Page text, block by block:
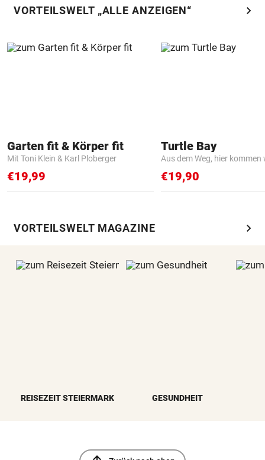
VORTEILSWELT „ALLE ANZEIGEN“ chevron_right
Garten fit & Körper fit
Mit Toni Klein & Karl Ploberger
€19,99
Turtle Bay
Aus dem Weg, hier kommen
€19,90
VORTEILSWELT MAGAZINE chevron_right
REISEZEIT STEIERMARK GESUNDHEIT